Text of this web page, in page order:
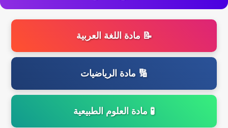
📝 مادة اللغة العربية
🔢 مادة الرياضيات
🧪 مادة العلوم الطبيعية